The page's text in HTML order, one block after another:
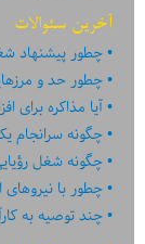
آخرین سئوالات
چطور پیشنهاد
چطور حد و
آیا مذاکره
چگونه سرانجام
چگونه شغل
چطور با
چند توصیه به